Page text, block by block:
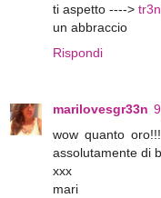
ti aspetto ---->
un abbraccio
Rispondi
marilovesgr33n
wow quanto
assolutamente di
xxx
mari